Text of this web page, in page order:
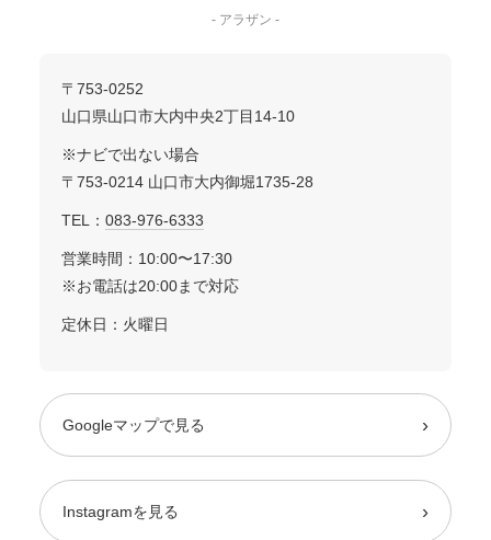
- アラザン -
〒753-0252
山口県山口市大内中央2丁目14-10
※ナビで出ない場合
〒753-0214 山口市大内御堀1735-28
TEL： 083-976-6333
営業時間：10:00〜17:30
※お電話は20:00まで対応
定休日：火曜日
Googleマップで見る ›
Instagramを見る ›